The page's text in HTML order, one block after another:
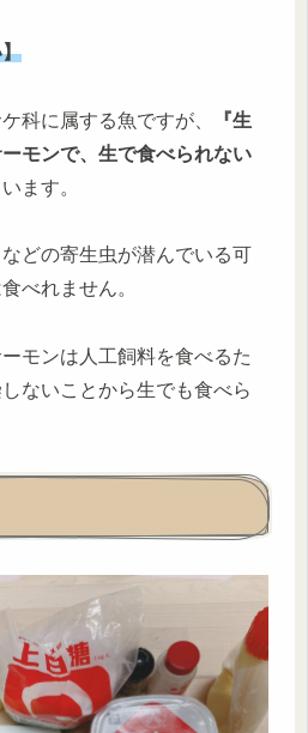
科に属する魚ですが、
『生
モンで、生で食べられない
ます。
どの寄生虫が潜んでいる可
べれません。
モンは人工飼料を食べるた
ないことから生でも食べら